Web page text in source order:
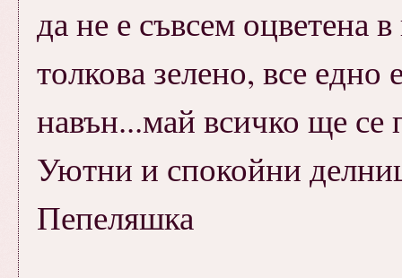
да не е съвсем оцветена
толкова зелено, все едно
навън...май всичко ще се
Уютни и спокойни
Пепеляшка